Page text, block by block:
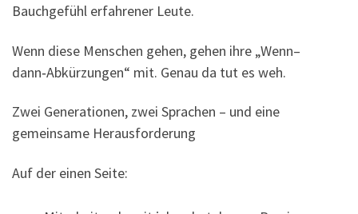
Bauchgefühl erfahrener Leute.
Wenn diese Menschen gehen, gehen ihre „Wenn–
dann‑Abkürzungen“ mit. Genau da tut es weh.
Zwei Generationen, zwei Sprachen – und eine
gemeinsame Herausforderung
Auf der einen Seite: